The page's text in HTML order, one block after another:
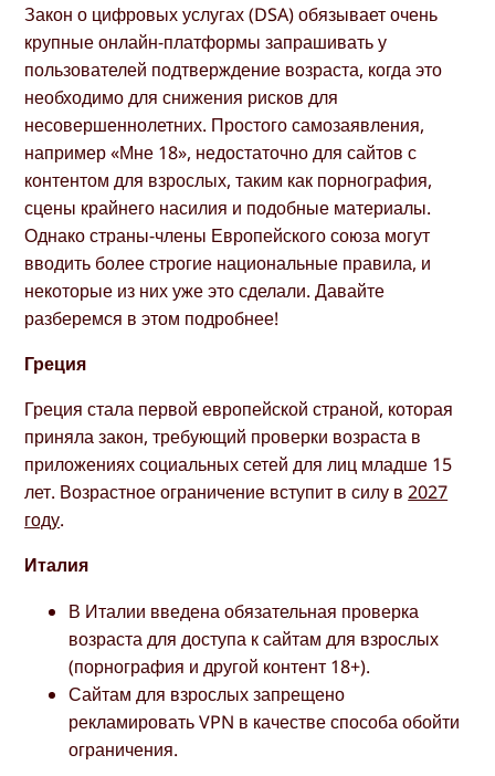
Закон о цифровых услугах (DSA) обязывает очень
крупные онлайн-платформы запрашивать у
пользователей подтверждение возраста, когда это
необходимо для снижения рисков для
несовершеннолетних. Простого самозаявления,
например «Мне 18», недостаточно для сайтов с
контентом для взрослых, таким как порнография,
сцены крайнего насилия и подобные материалы.
Однако страны-члены Европейского союза могут
вводить более строгие национальные правила, и
некоторые из них уже это сделали. Давайте
разберемся в этом подробнее!
Греция
Греция стала первой европейской страной, которая
приняла закон, требующий проверки возраста в
приложениях социальных сетей для лиц младше 15
лет. Возрастное ограничение вступит в силу в2027
году.
Италия
В Италии введена обязательная проверка
возраста для доступа к сайтам для взрослых
(порнография и другой контент 18+).
Сайтам для взрослых запрещено
рекламировать VPN в качестве способа обойти
ограничения.